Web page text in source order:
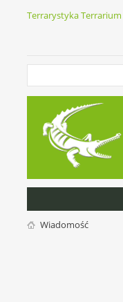
Terrarystyka Terrarium
Wiadomość